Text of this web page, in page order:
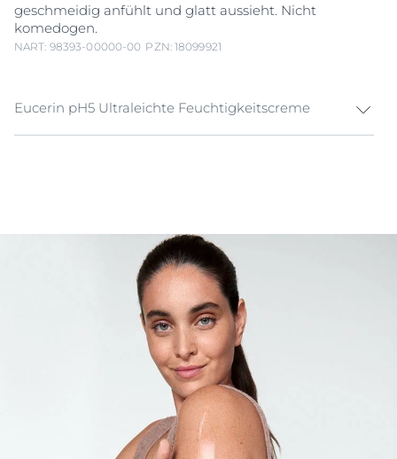
geschmeidig anfühlt und glatt aussieht. Nicht
komedogen.
NART: 98393-00000-00 PZN: 18099921
Eucerin pH5 Ultraleichte Feuchtigkeitscreme
sich auf der Haut schwerelos an, denn sie zieht schnell
ein und hinterlässt keine Rückstände. Die luxuriöse
Cremeformel mit dem pH-Balance-System hilft, den
optimalen pH-Wert zu erhalten, der für die natürliche
Schutzbarriere der Haut verantwortlich ist. Die mit
angereicherte, nicht klebende Formel
beruhigt die Haut und spendet ihr auf natürliche
Weise Feuchtigkeit, so dass sie sich sofort angenehm
anfühlt. Die Haut wird sofort und lang anhaltend mit
Feuchtigkeit versorgt, während ihr pH-Wert stabilisiert
wird. Trockene, empfindliche Haut erhält ihr
Wohlbefinden, ihre Stärke und ihren Schutz zurück.